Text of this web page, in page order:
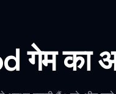
गेम का